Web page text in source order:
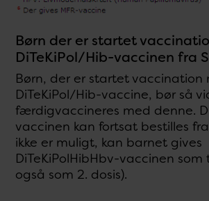
Børn der er startet
DiTeKiPol/Hib-vaccinen fra
Børn, der er startet vaccination
DiTeKiPol/Hib-vaccine, bør så
færdigvaccineres med denne.
vaccinen kan fortsat bestilles
ikke er muligt, kan barnet gives
DiTeKiPolHibHbv-vaccinen
også som 2. dosis).